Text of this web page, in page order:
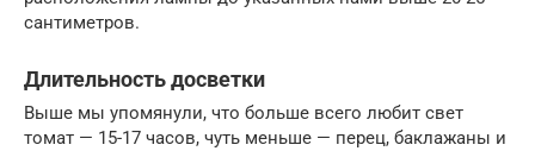
сантиметров.
Длительность досветки
Выше мы упомянули, что больше всего любит свет
томат — 15-17 часов, чуть меньше — перец, баклажаны и